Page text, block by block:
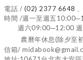
電話 / (02) 2377 6648
時間 /週一至週五
週六09:00─12:00 週
農曆年休息(除夕至
信箱/